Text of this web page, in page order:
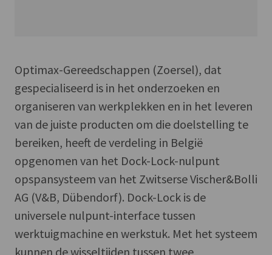
Optimax-Gereedschappen (Zoersel), dat
gespecialiseerd is in het onderzoeken en
organiseren van werkplekken en in het leveren
van de juiste producten om die doelstelling te
bereiken, heeft de verdeling in België
opgenomen van het Dock-Lock-nulpunt
opspansysteem van het Zwitserse Vischer&Bolli
AG (V&B, Dübendorf). Dock-Lock is de
universele nulpunt-interface tussen
werktuigmachine en werkstuk. Met het systeem
kunnen de wisseltijden tussen twee